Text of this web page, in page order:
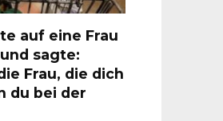
auf eine Frau
sagte:
Frau, die dich
du bei der